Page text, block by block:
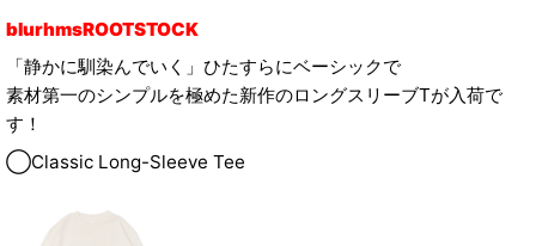
blurhmsROOTSTOCK
「静かに馴染んでいく」ひたすらにベーシックで
素材第一のシンプルを極めた新作のロングスリーブTが入荷で
す！
◯Classic Long-Sleeve Tee